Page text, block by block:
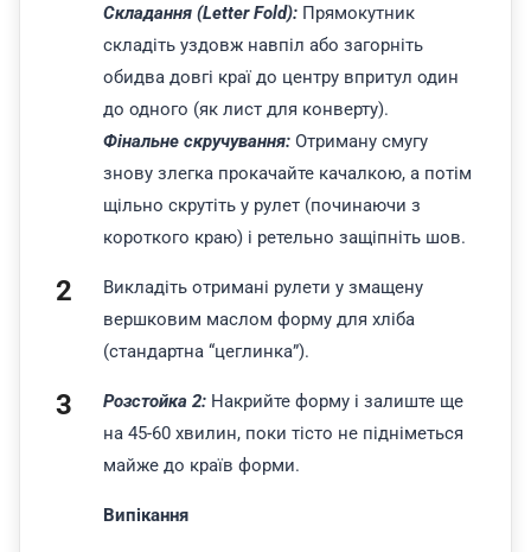
Складання (Letter Fold): Прямокутник
складіть уздовж навпіл або загорніть
обидва довгі краї до центру впритул один
до одного (як лист для конверту).
Фінальне скручування: Отриману смугу
знову злегка прокачайте качалкою, а потім
щільно скрутіть у рулет (починаючи з
короткого краю) і ретельно защіпніть шов.
Викладіть отримані рулети у змащену
вершковим маслом форму для хліба
(стандартна “цеглинка”).
Розстойка 2: Накрийте форму і залиште ще
на 45-60 хвилин, поки тісто не підніметься
майже до країв форми.
Випікання